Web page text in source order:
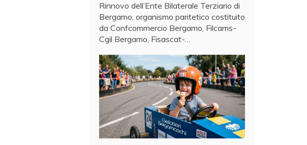
Rinnovo dell’Ente Bilaterale Terziario di
Bergamo, organismo paritetico costituito
da Confcommercio Bergamo, Filcams-
Cgil Bergamo, Fisascat-…